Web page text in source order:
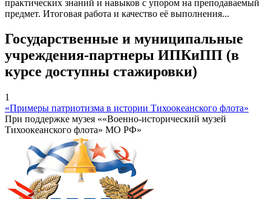
практических знаний и навыков с упором на преподаваемый
предмет. Итоговая работа и качество её выполнения...
Государственные и муниципальные
учреждения-партнеры ИПКиПП (в
курсе доступны стажировки)
1
«Примеры патриотизма в истории Тихоокеанского флота»
При поддержке музея ««Военно-исторический музей
Тихоокеанского флота» МО РФ»